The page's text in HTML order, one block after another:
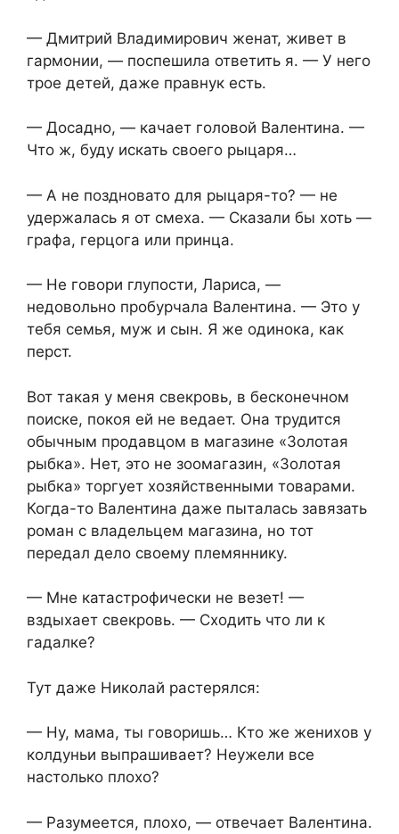
— Дмитрий Владимирович женат, живет в
гармонии, — поспешила ответить я. — У него
трое детей, даже правнук есть.
— Досадно, — качает головой Валентина. —
Что ж, буду искать своего рыцаря…
— А не поздновато для рыцаря-то? — не
удержалась я от смеха. — Сказали бы хоть —
графа, герцога или принца.
— Не говори глупости, Лариса, —
недовольно пробурчала Валентина. — Это у
тебя семья, муж и сын. Я же одинока, как
перст.
Вот такая у меня свекровь, в бесконечном
поиске, покоя ей не ведает. Она трудится
обычным продавцом в магазине «Золотая
рыбка». Нет, это не зоомагазин, «Золотая
рыбка» торгует хозяйственными товарами.
Когда-то Валентина даже пыталась завязать
роман с владельцем магазина, но тот
передал дело своему племяннику.
— Мне катастрофически не везет! —
вздыхает свекровь. — Сходить что ли к
гадалке?
Тут даже Николай растерялся:
— Ну, мама, ты говоришь… Кто же женихов у
колдуньи выпрашивает? Неужели все
настолько плохо?
— Разумеется, плохо, — отвечает Валентина.